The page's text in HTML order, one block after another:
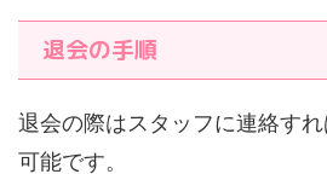
退会の手順
退会の際はスタッフに連絡す
可能です。